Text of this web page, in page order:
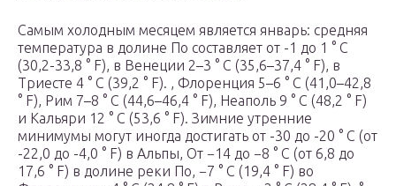
Самым холодным месяцем является январь: средняя
температура в долине По составляет от -1 до 1 ° C
(30,2-33,8 ° F), в Венеции 2–3 ° C (35,6–37,4 ° F), в
Триесте 4 ° C (39,2 ° F). , Флоренция 5–6 ° C (41,0–42,8
° F), Рим 7–8 ° C (44,6–46,4 ° F), Неаполь 9 ° C (48,2 ° F)
и Кальяри 12 ° С (53,6 ° F). Зимние утренние
минимумы могут иногда достигать от -30 до -20 ° C (от
-22,0 до -4,0 ° F) в Альпы, От −14 до −8 ° C (от 6,8 до
17,6 ° F) в долине реки По, −7 ° C (19,4 ° F) во